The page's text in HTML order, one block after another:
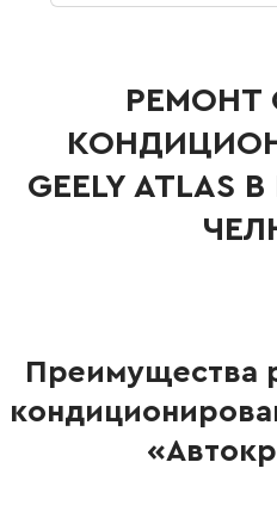
РЕМОНТ
GEELY
Преимущества